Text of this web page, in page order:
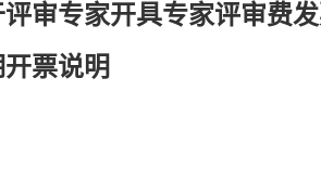
审专家开具专家评审费发
票说明